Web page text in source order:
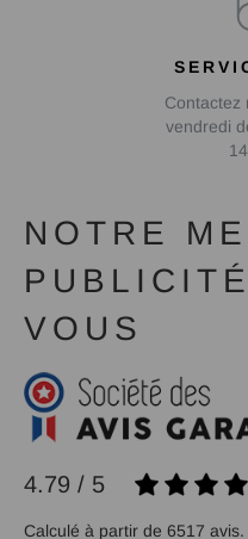
Contactez
vendredi
NOTRE
VOUS
4.79 / 5
Calculé à partir de 6517 avis.